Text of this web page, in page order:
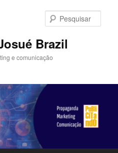
Brazil
e comunicação